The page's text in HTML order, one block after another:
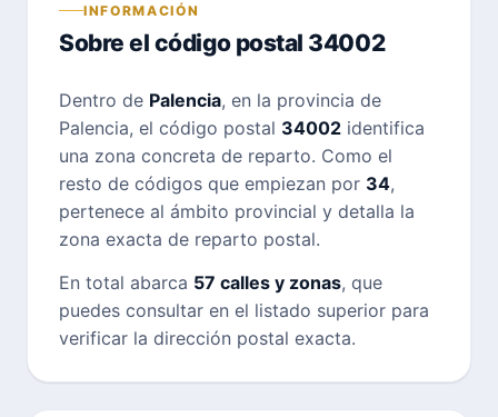
INFORMACIÓN
Sobre el código postal 34002
Dentro de Palencia, en la provincia de
Palencia, el código postal 34002 identifica
una zona concreta de reparto. Como el
resto de códigos que empiezan por 34,
pertenece al ámbito provincial y detalla la
zona exacta de reparto postal.
En total abarca 57 calles y zonas, que
puedes consultar en el listado superior para
verificar la dirección postal exacta.